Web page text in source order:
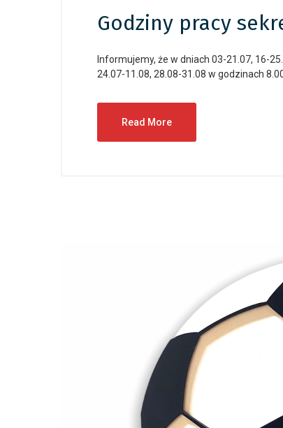
Godziny pracy
Informujemy, że w dniach 03-21.07, 16-
24.07-11.08, 28.08-31.08 w godzinach
Read More